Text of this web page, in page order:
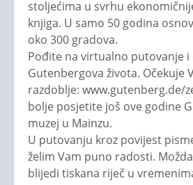
sto­ljećima u svrhu
knjiga. U samo 50 godina
oko 300 gradova.
Pođite na virtualno putovanje
Gutenbergova života. Očekuje
razdoblje: www.gutenberg.de/
bolje posjetite još ove godine
muzej u Mainzu.
U putovanju kroz povijest
želim Vam puno radosti.
blijedi tiskana riječ u